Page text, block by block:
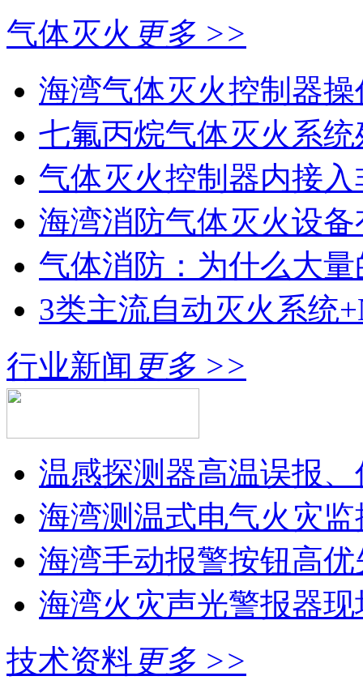
气体灭火 更多 >>
海湾气体灭火控制器操
七氟丙烷气体灭火系统
气体灭火控制器内接入
海湾消防气体灭火设
气体消防：为什么大量
3类主流自动灭火系统
行业新闻 更多 >>
温感探测器高温误报
海湾测温式电气火灾监
海湾手动报警按钮高
海湾火灾声光警报器现
技术资料 更多 >>